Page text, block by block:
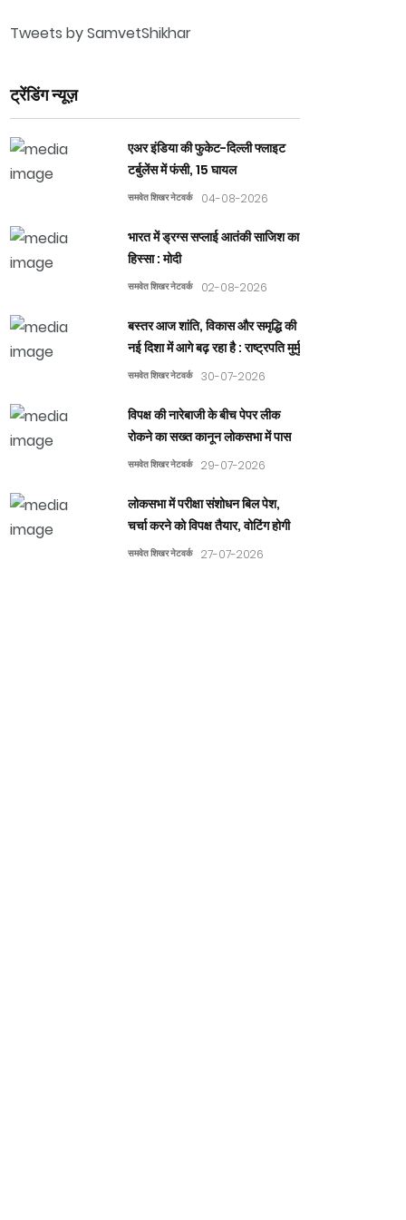
Tweets by SamvetShikhar
ट्रेंडिंग न्यूज़
एअर इंडिया की फुकेट-दिल्ली फ्लाइट
टर्बुलेंस में फंसी, 15 घायल
समवेत शिखर नेटवर्क 04-08-2026
भारत में ड्रग्स सप्लाई आतंकी साजिश का
हिस्सा : मोदी
समवेत शिखर नेटवर्क 02-08-2026
बस्तर आज शांति, विकास और समृद्धि की
नई दिशा में आगे बढ़ रहा है : राष्ट्रपति मुर्मु
समवेत शिखर नेटवर्क 30-07-2026
विपक्ष की नारेबाजी के बीच पेपर लीक
रोकने का सख्त कानून लोकसभा में पास
समवेत शिखर नेटवर्क 29-07-2026
लोकसभा में परीक्षा संशोधन बिल पेश,
चर्चा करने को विपक्ष तैयार, वोटिंग होगी
समवेत शिखर नेटवर्क 27-07-2026